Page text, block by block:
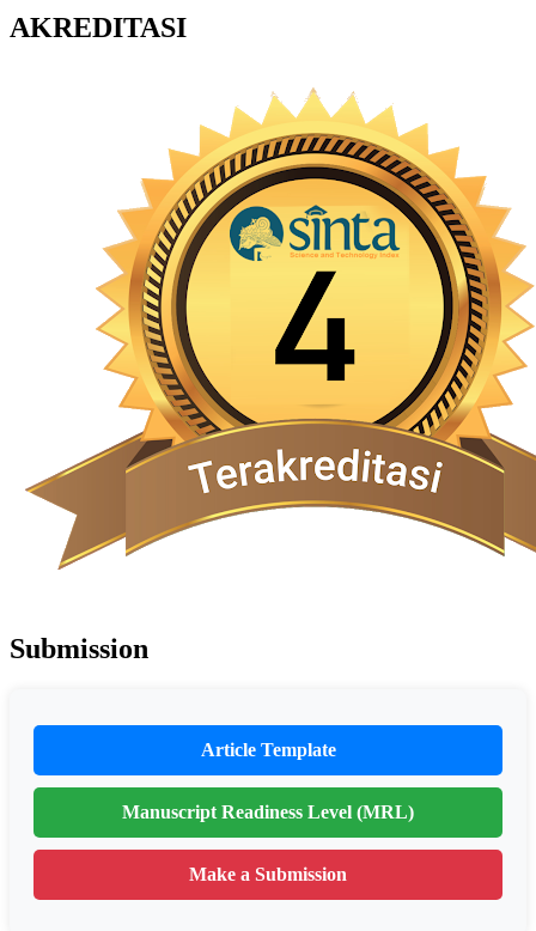
AKREDITASI
Submission
Article Template
Manuscript Readiness Level (MRL)
Make a Submission